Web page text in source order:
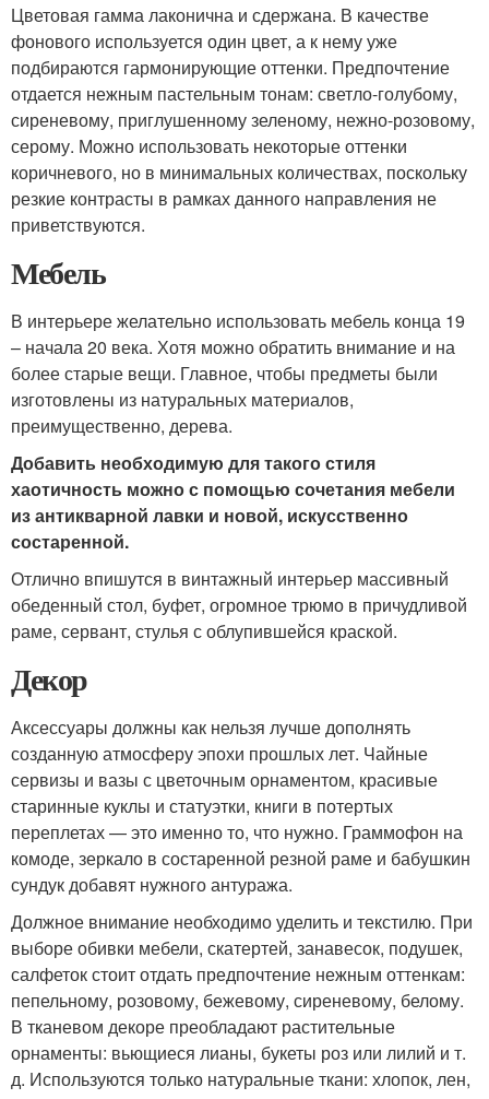
Цветовая гамма лаконична и сдержана. В качестве
фонового используется один цвет, а к нему уже
подбираются гармонирующие оттенки. Предпочтение
отдается нежным пастельным тонам: светло-голубому,
сиреневому, приглушенному зеленому, нежно-розовому,
серому. Можно использовать некоторые оттенки
коричневого, но в минимальных количествах, поскольку
резкие контрасты в рамках данного направления не
приветствуются.
Мебель
В интерьере желательно использовать мебель конца 19
– начала 20 века. Хотя можно обратить внимание и на
более старые вещи. Главное, чтобы предметы были
изготовлены из натуральных материалов,
преимущественно, дерева.
Добавить необходимую для такого стиля
хаотичность можно с помощью сочетания мебели
из антикварной лавки и новой, искусственно
состаренной.
Отлично впишутся в винтажный интерьер массивный
обеденный стол, буфет, огромное трюмо в причудливой
раме, сервант, стулья с облупившейся краской.
Декор
Аксессуары должны как нельзя лучше дополнять
созданную атмосферу эпохи прошлых лет. Чайные
сервизы и вазы с цветочным орнаментом, красивые
старинные куклы и статуэтки, книги в потертых
переплетах — это именно то, что нужно. Граммофон на
комоде, зеркало в состаренной резной раме и бабушкин
сундук добавят нужного антуража.
Должное внимание необходимо уделить и текстилю. При
выборе обивки мебели, скатертей, занавесок, подушек,
салфеток стоит отдать предпочтение нежным оттенкам:
пепельному, розовому, бежевому, сиреневому, белому.
В тканевом декоре преобладают растительные
орнаменты: вьющиеся лианы, букеты роз или лилий и т.
д. Используются только натуральные ткани: хлопок, лен,